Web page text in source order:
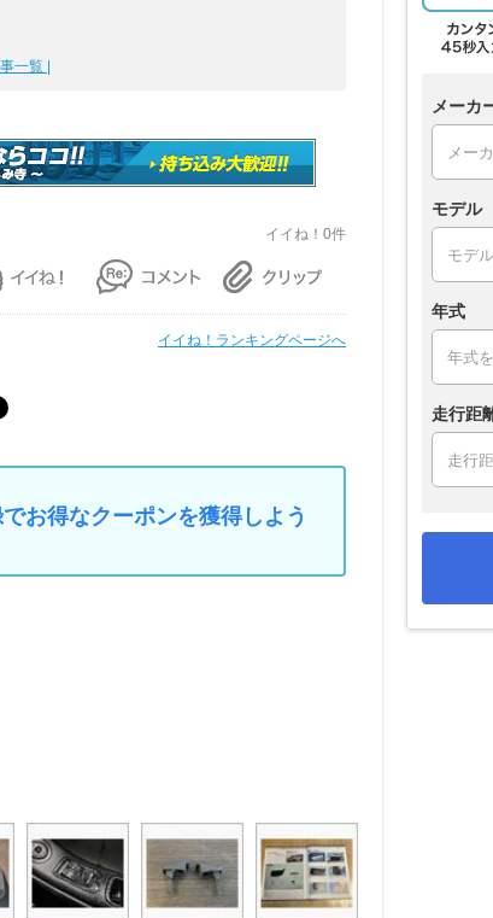
事一覧 |
イイね！0件
イイね！ランキングページへ
お得なクーポンを獲得しよう
メーカ
モデル
年式
走行距